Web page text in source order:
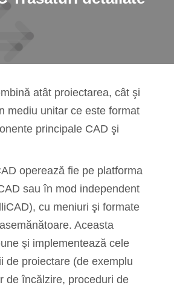
atât proiectarea, cât şi
mediu unitar ce este format
principale CAD şi
operează fie pe platforma
sau în mod independent
cu meniuri şi formate
Aceasta
şi implementează cele
de proiectare (de exemplu
de încălzire, proceduri de